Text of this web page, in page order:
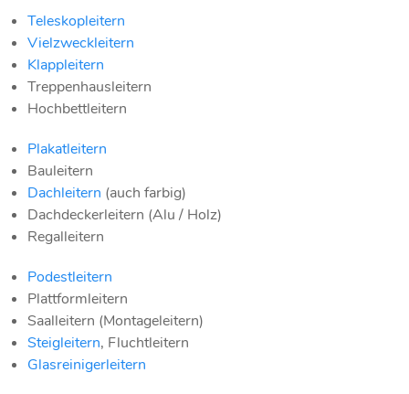
Teleskopleitern
Vielzweckleitern
Klappleitern
Treppenhausleitern
Hochbettleitern
Plakatleitern
Bauleitern
Dachleitern (auch farbig)
Dachdeckerleitern (Alu / Holz)
Regalleitern
Podestleitern
Plattformleitern
Saalleitern (Montageleitern)
Steigleitern, Fluchtleitern
Glasreinigerleitern